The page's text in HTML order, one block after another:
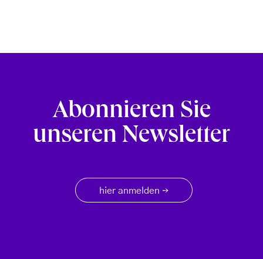
Abonnieren Sie
unseren Newsletter
hier anmelden →